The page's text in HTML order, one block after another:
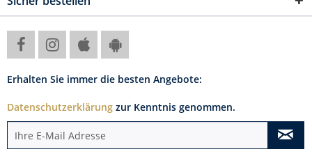
Erhalten Sie immer die besten Angebote:
Datenschutzerklärung zur Kenntnis genommen.